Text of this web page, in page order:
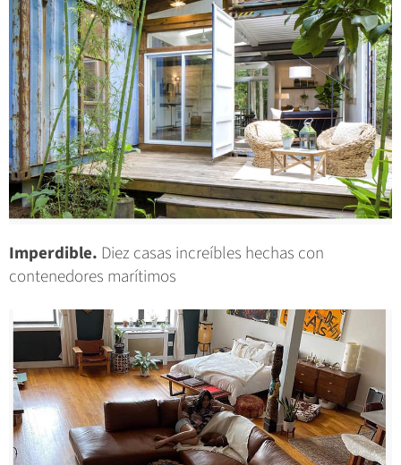
Imperdible. Diez casas increíbles hechas con
contenedores marítimos